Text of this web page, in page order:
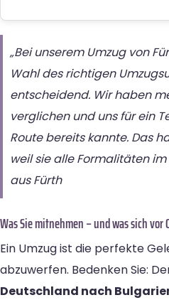
„Bei unserem Umzug von
Wahl des richtigen
entscheidend. Wir haben
verglichen und uns für ein
Route bereits kannte. Das
weil sie alle Formalitäten im
aus Fürth
Was Sie mitnehmen – und was sich
Ein Umzug ist die perfekte
abzuwerfen. Bedenken Sie:
Deutschland nach